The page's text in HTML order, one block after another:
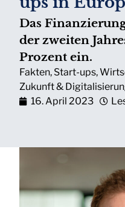
Das
der zweiten
Prozent ein.
Fakten, Start-ups,
Zukunft &
16. April 2023